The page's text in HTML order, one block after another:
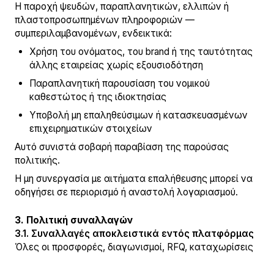
Η παροχή ψευδών, παραπλανητικών, ελλιπών ή
πλαστοπροσωπημένων πληροφοριών —
συμπεριλαμβανομένων, ενδεικτικά:
Χρήση του ονόματος, του brand ή της ταυτότητας
άλλης εταιρείας χωρίς εξουσιοδότηση
Παραπλανητική παρουσίαση του νομικού
καθεστώτος ή της ιδιοκτησίας
Υποβολή μη επαληθεύσιμων ή κατασκευασμένων
επιχειρηματικών στοιχείων
Αυτό συνιστά σοβαρή παραβίαση της παρούσας
πολιτικής.
Η μη συνεργασία με αιτήματα επαλήθευσης μπορεί να
οδηγήσει σε περιορισμό ή αναστολή λογαριασμού.
3. Πολιτική συναλλαγών
3.1. Συναλλαγές αποκλειστικά εντός πλατφόρμας
Όλες οι προσφορές, διαγωνισμοί, RFQ, καταχωρίσεις